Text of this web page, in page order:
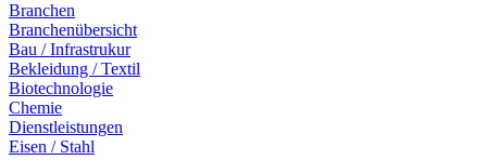
Branchen
Branchenübersicht
Bau / Infrastrukur
Bekleidung / Textil
Biotechnologie
Chemie
Dienstleistungen
Eisen / Stahl